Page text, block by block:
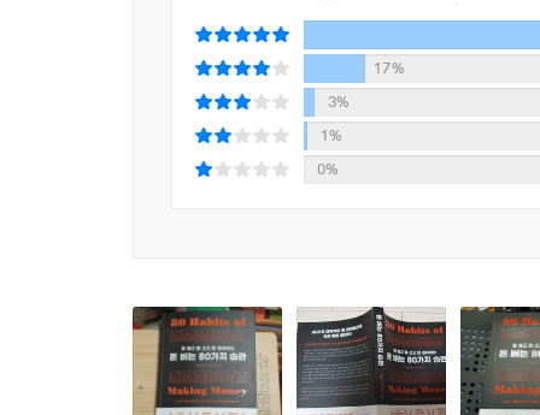
누구나 한정된 자금을 가지고 있는 만큼 더욱
식사에도 영양 배합을 생각하는 것과 마찬가지다.
저자는 우선 장기전의 토대를 다지라고 말한다.
자산관리 전문가는 인생의 각 단계에는 그에 맞
아무렇게나 돈을 물 쓰듯 쓰다가 나이 들어서
자산관리 기법을 익히고 활용한다면 경제적 자유
17%
3%
1%
0%